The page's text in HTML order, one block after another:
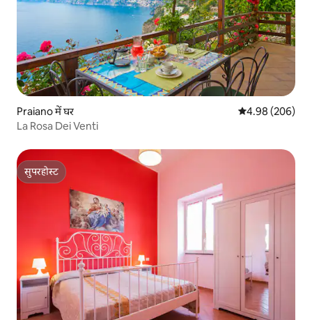
Praiano में घर औसत रेटिंग 5 में से
4.98 (206)
La Rosa Dei Venti
सुपरहोस्ट
सुपरहोस्ट